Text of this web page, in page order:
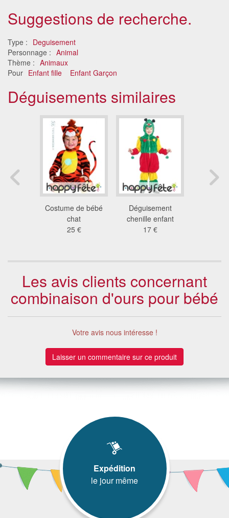
Suggestions de recherche.
Type : Deguisement
Personnage : Animal
Thème : Animaux
Pour Enfant fille Enfant Garçon
Déguisements similaires
Costume de bébé
chat
25 €
Déguisement
chenille enfant
17 €
Les avis clients concernant
combinaison d'ours pour bébé
Votre avis nous intéresse !
Laisser un commentaire sur ce produit
Expédition
le jour même